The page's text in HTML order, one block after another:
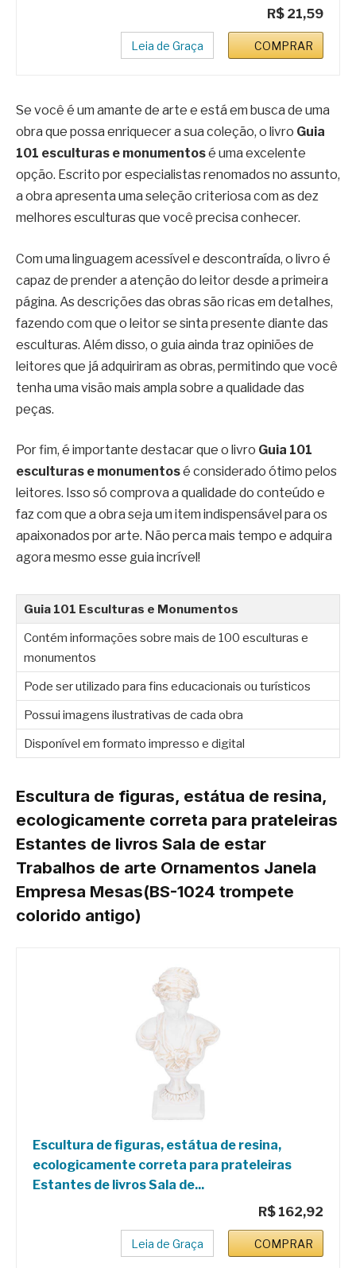
R$ 21,59
Leia de Graça COMPRAR
Se você é um amante de arte e está em busca de uma
obra que possa enriquecer a sua coleção, o livro Guia
101 esculturas e monumentosé uma excelente
opção. Escrito por especialistas renomados no assunto,
a obra apresenta uma seleção criteriosa com as dez
melhores esculturas que você precisa conhecer.
Com uma linguagem acessível e descontraída, o livro é
capaz de prender a atenção do leitor desde a primeira
página. As descrições das obras são ricas em detalhes,
fazendo com que o leitor se sinta presente diante das
esculturas. Além disso, o guia ainda traz opiniões de
leitores que já adquiriram as obras, permitindo que você
tenha uma visão mais ampla sobre a qualidade das
peças.
Por fim, é importante destacar que o livro Guia 101
esculturas e monumentosé considerado ótimo pelos
leitores. Isso só comprova a qualidade do conteúdo e
faz com que a obra seja um item indispensável para os
apaixonados por arte. Não perca mais tempo e adquira
agora mesmo esse guia incrível!
Guia 101 Esculturas e Monumentos
Contém informações sobre mais de 100 esculturas e
monumentos
Pode ser utilizado para fins educacionais ou turísticos
Possui imagens ilustrativas de cada obra
Disponível em formato impresso e digital
Escultura de figuras, estátua de resina,
ecologicamente correta para prateleiras
Estantes de livros Sala de estar
Trabalhos de arte Ornamentos Janela
Empresa Mesas(BS-1024 trompete
colorido antigo)
Escultura de figuras, estátua de resina,
ecologicamente correta para prateleiras
Estantes de livros Sala de...
R$ 162,92
Leia de Graça COMPRAR